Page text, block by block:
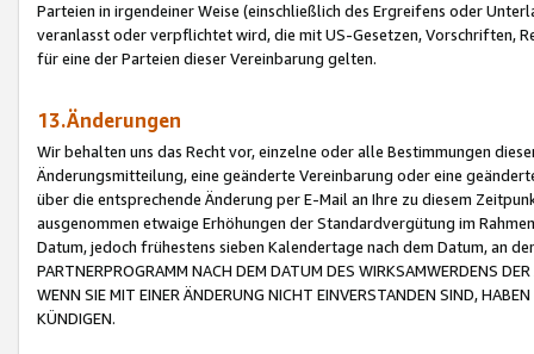
Parteien in irgendeiner Weise (einschließlich des Ergreifens oder
veranlasst oder verpflichtet wird, die mit US-Gesetzen, Vorschriften,
für eine der Parteien dieser Vereinbarung gelten.
13.Änderungen
Wir behalten uns das Recht vor, einzelne oder alle Bestimmungen
Änderungsmitteilung, eine geänderte Vereinbarung oder eine
über die entsprechende Änderung per E-Mail an Ihre zu diesem
ausgenommen etwaige Erhöhungen der Standardvergütung im
Datum, jedoch frühestens sieben Kalendertage nach dem Datum, an
PARTNERPROGRAMM NACH DEM DATUM DES WIRKSAMWERDENS
WENN SIE MIT EINER ÄNDERUNG NICHT EINVERSTANDEN SIND,
KÜNDIGEN.